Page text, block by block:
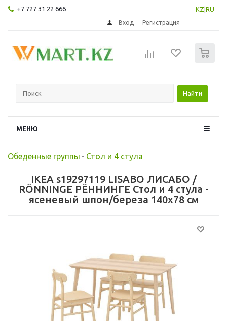
+7 727 31 22 666 KZ RU
Вход Регистрация
Найти
МЕНЮ
Обеденные группы - Стол и 4 стула
IKEA s19297119 LISABO ЛИСАБО /
RÖNNINGE РЁННИНГЕ Стол и 4 стула -
ясеневый шпон/береза 140x78 см